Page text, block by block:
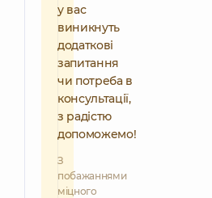
у вас
виникнуть
додаткові
запитання
чи потреба в
консультації,
з радістю
допоможемо!
З
побажаннями
міцного